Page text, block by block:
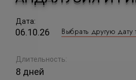
Дата:
06.10.26 Выбрать другую дату
Длительность:
8 дней